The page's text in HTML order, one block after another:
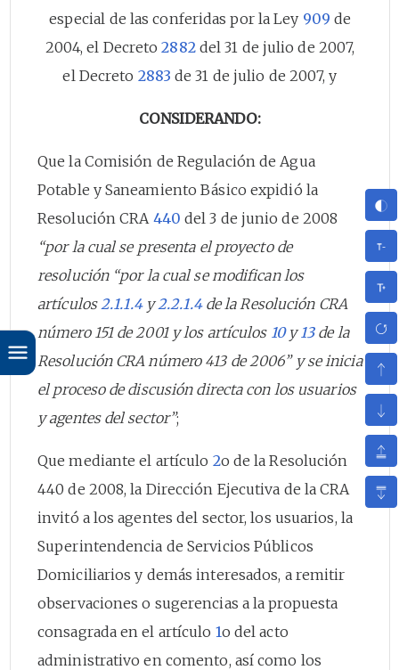
especial de las conferidas por la Ley 909 de
2004, el Decreto2882del 31 de julio de 2007,
el Decreto 2883 de 31 de julio de 2007, y
CONSIDERANDO:
Que la Comisión de Regulación de Agua
Potable y Saneamiento Básico expidió la
Resolución CRA 440 del 3 de junio de 2008
“por la cual se presenta el proyecto de
resolución “por la cual se modifican los
artículos 2.1.1.4y2.2.1.4de la Resolución CRA
número 151 de 2001 y los artículos 10y 13de la
Resolución CRA número 413 de 2006” y se inicia
el proceso de discusión directa con los usuarios
y agentes del sector”;
Que mediante el artículo 2o de la Resolución
440 de 2008, la Dirección Ejecutiva de la CRA
invitó a los agentes del sector, los usuarios, la
Superintendencia de Servicios Públicos
Domiciliarios y demás interesados, a remitir
observaciones o sugerencias a la propuesta
consagrada en el artículo 1o del acto
administrativo en comento, así como los